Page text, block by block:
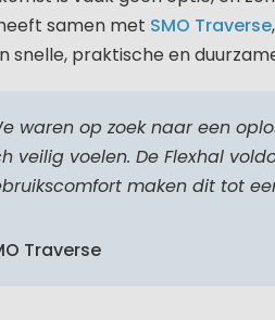
samen met SMO Traverse
snelle, praktische en
waren op zoek naar een
veilig voelen. De Flexhal
maken dit tot
Traverse